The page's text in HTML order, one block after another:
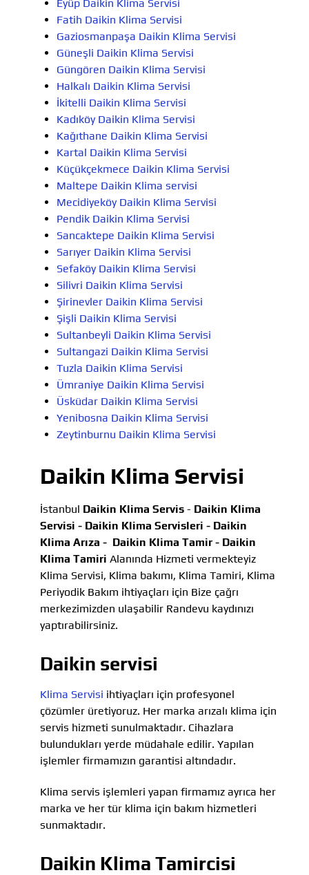
Eyüp Daikin Klima Servisi
Fatih Daikin Klima Servisi
Gaziosmanpaşa Daikin Klima Servisi
Güneşli Daikin Klima Servisi
Güngören Daikin Klima Servisi
Halkalı Daikin Klima Servisi
İkitelli Daikin Klima Servisi
Kadıköy Daikin Klima Servisi
Kağıthane Daikin Klima Servisi
Kartal Daikin Klima Servisi
Küçükçekmece Daikin Klima Servisi
Maltepe Daikin Klima servisi
Mecidiyeköy Daikin Klima Servisi
Pendik Daikin Klima Servisi
Sancaktepe Daikin Klima Servisi
Sarıyer Daikin Klima Servisi
Sefaköy Daikin Klima Servisi
Silivri Daikin Klima Servisi
Şirinevler Daikin Klima Servisi
Şişli Daikin Klima Servisi
Sultanbeyli Daikin Klima Servisi
Sultangazi Daikin Klima Servisi
Tuzla Daikin Klima Servisi
Ümraniye Daikin Klima Servisi
Üsküdar Daikin Klima Servisi
Yenibosna Daikin Klima Servisi
Zeytinburnu Daikin Klima Servisi
Daikin Klima Servisi
İstanbul Daikin Klima Servis - Daikin Klima
Servisi - Daikin Klima Servisleri - Daikin
Klima Arıza - Daikin Klima Tamir - Daikin
Klima Tamiri Alanında Hizmeti vermekteyiz
Klima Servisi, Klima bakımı, Klima Tamiri, Klima
Periyodik Bakım ihtiyaçları için Bize çağrı
merkezimizden ulaşabilir Randevu kaydınızı
yaptırabilirsiniz.
Daikin servisi
Klima Servisi ihtiyaçları için profesyonel
çözümler üretiyoruz. Her marka arızalı klima için
servis hizmeti sunulmaktadır. Cihazlara
bulundukları yerde müdahale edilir. Yapılan
işlemler firmamızın garantisi altındadır.
Klima servis işlemleri yapan firmamız ayrıca her
marka ve her tür klima için bakım hizmetleri
sunmaktadır.
Daikin Klima Tamircisi